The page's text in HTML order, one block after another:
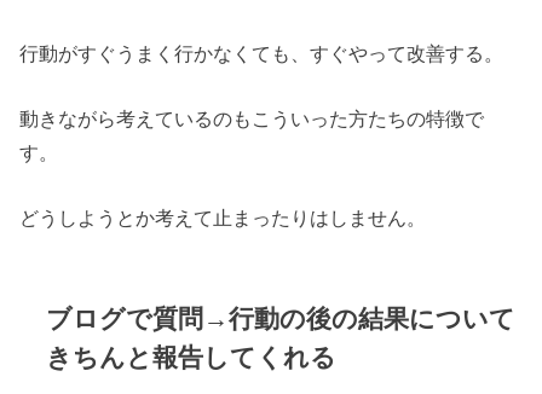
行動がすぐうまく行かなくても、すぐやって改善する。
動きながら考えているのもこういった方たちの特徴で
す。
どうしようとか考えて止まったりはしません。
ブログで質問→行動の後の結果について
きちんと報告してくれる